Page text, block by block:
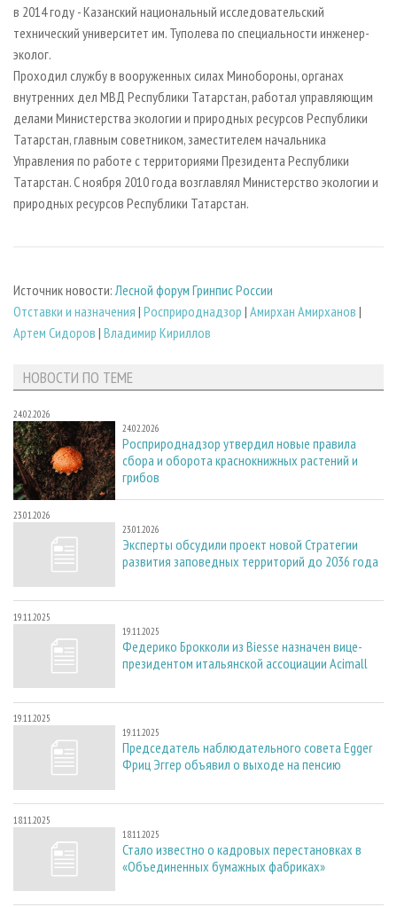
в 2014 году - Казанский национальный исследовательский
технический университет им. Туполева по специальности инженер-
эколог.
Проходил службу в вооруженных силах Минобороны, органах
внутренних дел МВД Республики Татарстан, работал управляющим
делами Министерства экологии и природных ресурсов Республики
Татарстан, главным советником, заместителем начальника
Управления по работе с территориями Президента Республики
Татарстан. С ноября 2010 года возглавлял Министерство экологии и
природных ресурсов Республики Татарстан.
Источник новости:Лесной форум Гринпис России
Отставки и назначения | Росприроднадзор | Амирхан Амирханов |
Артем Сидоров | Владимир Кириллов
НОВОСТИ ПО ТЕМЕ
24.02.2026
24.02.2026
Росприроднадзор утвердил новые правила
сбора и оборота краснокнижных растений и
грибов
23.01.2026
23.01.2026
Эксперты обсудили проект новой Стратегии
развития заповедных территорий до 2036 года
19.11.2025
19.11.2025
Федерико Брокколи из Biesse назначен вице-
президентом итальянской ассоциации Acimall
19.11.2025
19.11.2025
Председатель наблюдательного совета Egger
Фриц Эггер объявил о выходе на пенсию
18.11.2025
18.11.2025
Стало известно о кадровых перестановках в
«Объединенных бумажных фабриках»